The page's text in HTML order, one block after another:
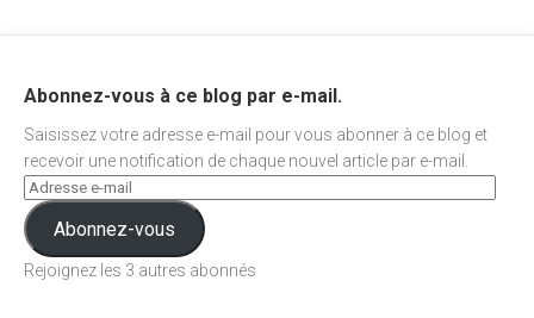
Abonnez-vous à ce blog par e-mail.
Saisissez votre adresse e-mail pour vous abonner à ce blog et
recevoir une notification de chaque nouvel article par e-mail.
Abonnez-vous
Rejoignez les 3 autres abonnés